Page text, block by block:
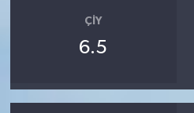
ÇIY
6.5